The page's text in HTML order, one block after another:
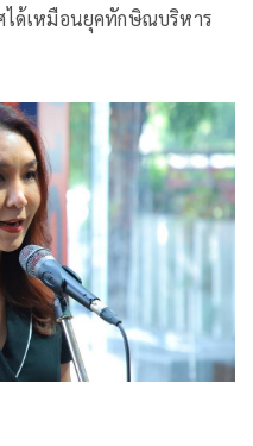
ได้เหมือนยุคทักษิณบริหาร